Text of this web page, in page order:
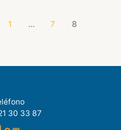
1 … 7 8
30 33 87